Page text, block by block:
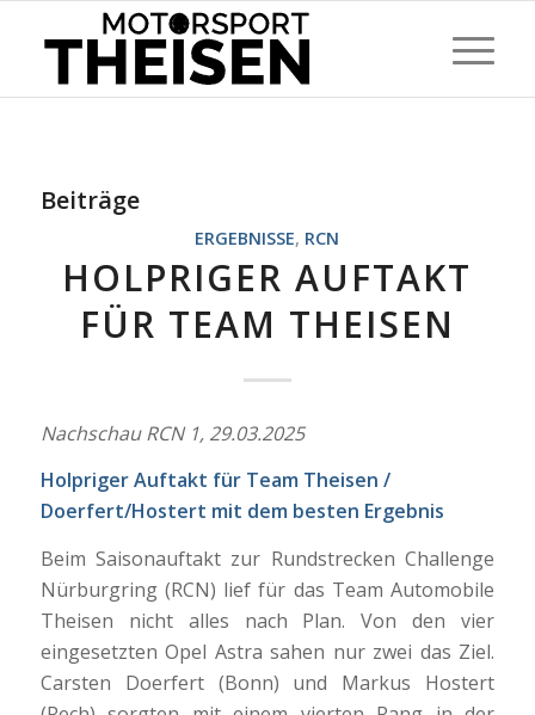
Beiträge
ERGEBNISSE, RCN
HOLPRIGER AUFTAKT
FÜR TEAM THEISEN
Nachschau RCN 1, 29.03.2025
Holpriger Auftakt für Team Theisen /
Doerfert/Hostert mit dem besten Ergebnis
Beim Saisonauftakt zur Rundstrecken Challenge
Nürburgring (RCN) lief für das Team Automobile
Theisen nicht alles nach Plan. Von den vier
eingesetzten Opel Astra sahen nur zwei das Ziel.
Carsten Doerfert (Bonn) und Markus Hostert